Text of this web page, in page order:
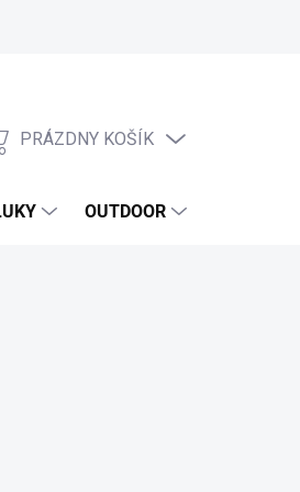
NÁKUPNÝ
PRÁZDNY KOŠÍK
OUTDOOR